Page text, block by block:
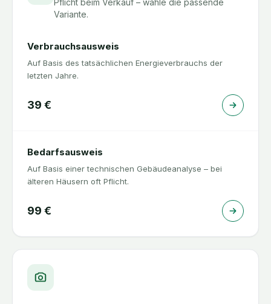
Pflicht beim Verkauf – wähle die passende
Variante.
Verbrauchsausweis
Auf Basis des tatsächlichen Energieverbrauchs der
letzten Jahre.
39 €
Bedarfsausweis
Auf Basis einer technischen Gebäudeanalyse – bei
älteren Häusern oft Pflicht.
99 €